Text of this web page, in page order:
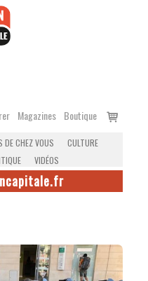
Magazines Boutique
Voir
DE CHEZ VOUS
CULTURE
VIDÉOS